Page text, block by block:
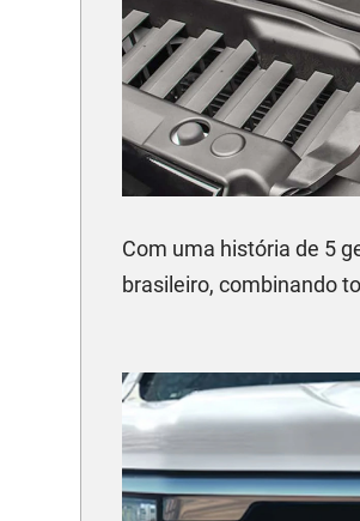
Com uma história de 5
brasileiro, combinando